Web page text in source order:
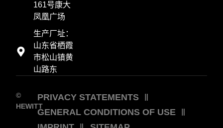
161号康大
凤凰广场
生产厂址：
山东省栖霞
市松山镇黄
山路东
©
HEWITT
PRIVACY STATEMENTS
GENERAL CONDITIONS OF USE